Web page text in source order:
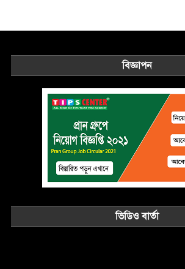
বিজ্ঞাপন
ভিডিও বার্তা